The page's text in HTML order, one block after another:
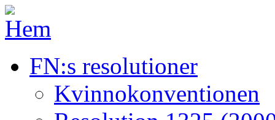
FN:s resolutioner
Kvinnokonventionen